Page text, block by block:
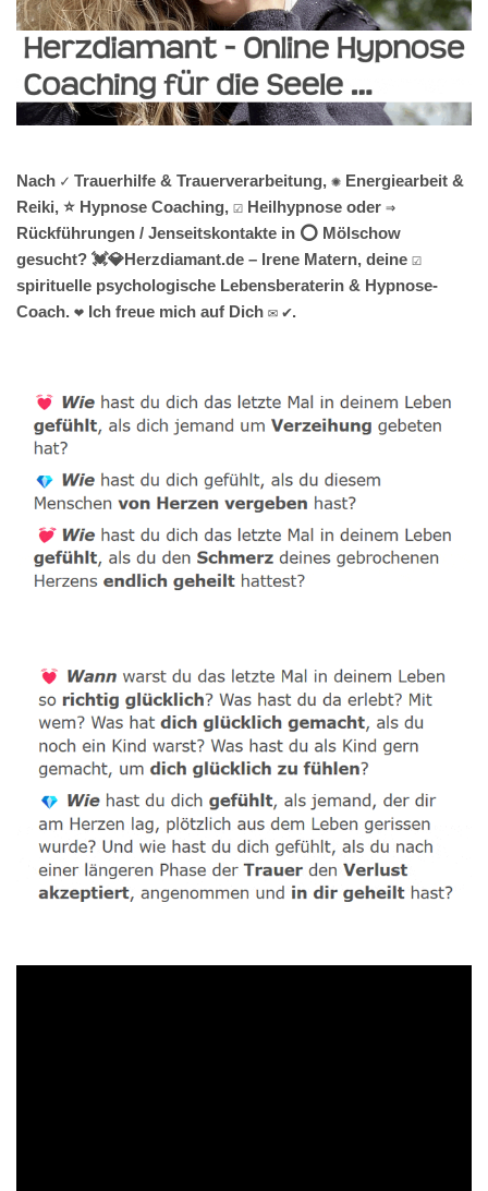
Nach ✓ Trauerhilfe & Trauerverarbeitung, ✺ Energiearbeit &
Reiki, ⭐ Hypnose Coaching, ☑️ Heilhypnose oder ⇒
Rückführungen / Jenseitskontakte in ⭕ Mölschow
gesucht? 💓️💎Herzdiamant.de – Irene Matern, deine ☑️
spirituelle psychologische Lebensberaterin & Hypnose-
Coach. ❤ Ich freue mich auf Dich ✉ ✔.